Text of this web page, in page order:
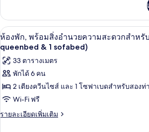
อำนวย
ความ
สะดวก
สำหรับ
ผู้
พิการ,
อ่างอาบน้ำ
(1
เกี่ยว
กับ
ห้อง
พัก,
พร้อม
สิ่ง
อำนวย
สะดวก
สำหรับ
พิการ,
เปิด
ภาพถ่าย
ทั้งหมด
ของ
ห้อง
พัก,
พร้อม
ตู้นิรภัยในห้
6
ห้องพัก, พร้อมสิ่งอำนวยความสะดวกสำหรั
queenbed & 1 sofabed)
33 ตารางเมตร
พักได้ 6 คน
2 เตียงควีนไซส์ และ 1 โซฟาเบดสำหรับสองท่
Wi-Fi ฟรี
รายละเอียดเพิ่มเติม
ราย